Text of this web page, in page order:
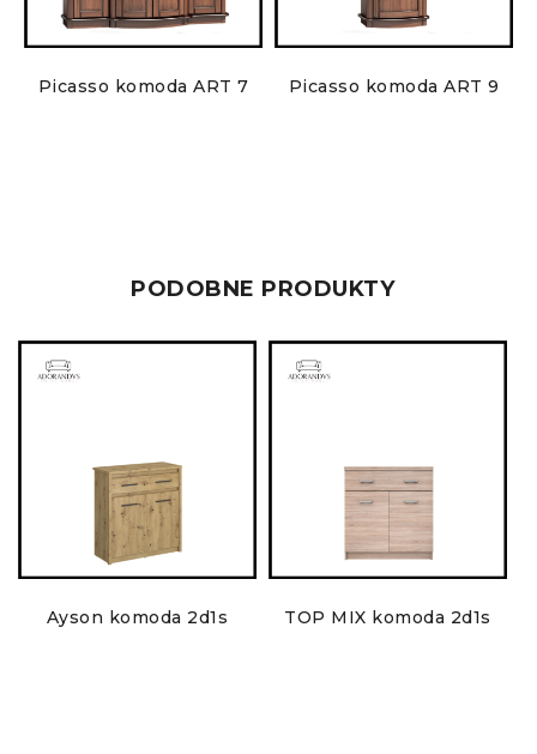
Picasso komoda ART 7 Picasso komoda ART 9
PODOBNE PRODUKTY
Ayson komoda 2d1s TOP MIX komoda 2d1s